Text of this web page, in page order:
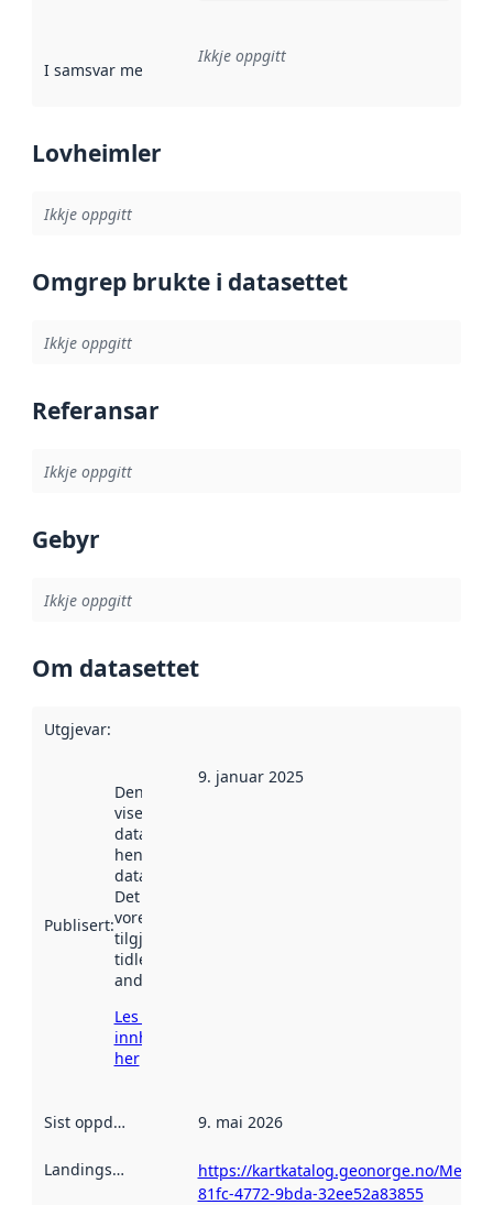
I samsvar med Referanse til ei implementeringsregel eller
Ikkje oppgitt
Lovheimler
Ikkje oppgitt
Omgrep brukte i datasettet
Ikkje oppgitt
Referansar
Ikkje oppgitt
Gebyr
Ikkje oppgitt
Om datasettet
Utgjevar:
Publisert:
Denne datoen
viser når
datasettet vart
henta inn av
data.norge.no.
Det kan ha
vore
tilgjengeleg
tidlegare
andre stader.
Les meir om
innhenting
her
9. januar 2025
Sist oppdatert 9. mai 2026
Landingsside
https://kartkatalog.geonorge.no/
81fc-4772-9bda-32ee52a83855